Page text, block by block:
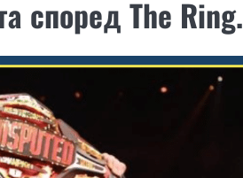
според The Ring.